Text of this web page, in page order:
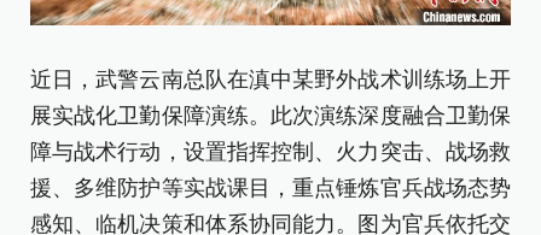
近日，武警云南总队在滇中某野外战术训练场上开
展实战化卫勤保障演练。此次演练深度融合卫勤保
障与战术行动，设置指挥控制、火力突击、战场救
援、多维防护等实战课目，重点锤炼官兵战场态势
感知、临机决策和体系协同能力。图为官兵依托交